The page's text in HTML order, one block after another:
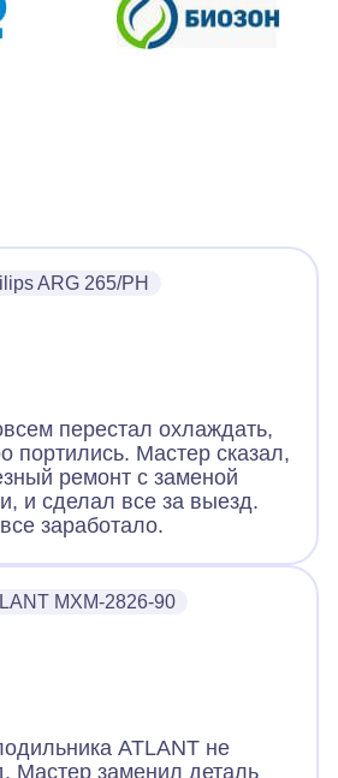
ARG 265/PH
перестал охлаждать,
портились. Мастер сказал,
ремонт с заменой
и сделал все за выезд.
заработало.
MXM-2826-90
ATLANT не
Мастер заменил деталь